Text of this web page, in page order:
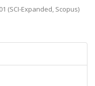
(SCI-Expanded, Scopus)